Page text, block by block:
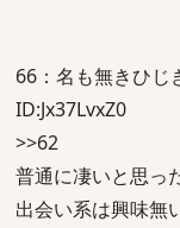
66：名も無きひ
ID:Jx37LvxZ0
>>62
普通に凄いと思っ
出会い系は興味無